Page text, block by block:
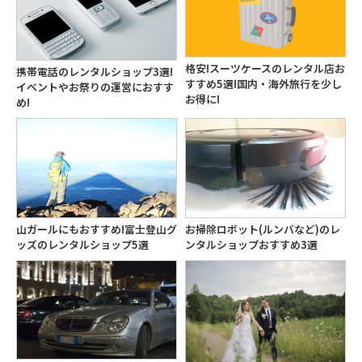
携帯電話のレンタルショップ3選!
イベントやお祭りの運営におすす
め!
格安!スーツケースのレンタル店お
すすめ5選!国内・海外旅行を少し
お得に!
山ガールにもおすすめ!富士登山グ
ッズのレンタルショップ5選
お掃除ロボット(ルンバなど)のレ
ンタルショップおすすめ3選